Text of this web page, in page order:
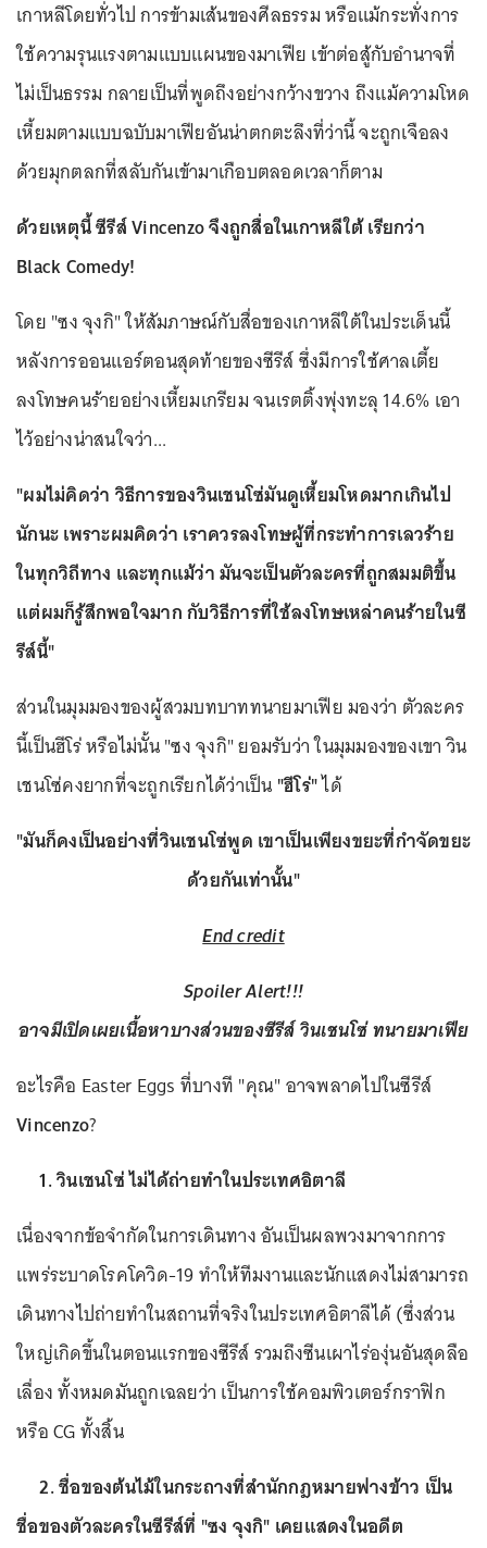
เกาหลีโดยทั่วไป การข้ามเส้นของศีลธรรม หรือแม้กระทั่งการ
ใช้ความรุนแรงตามแบบแผนของมาเฟีย เข้าต่อสู้กับอำนาจที่
ไม่เป็นธรรม กลายเป็นที่พูดถึงอย่างกว้างขวาง ถึงแม้ความโหด
เหี้ยมตามแบบฉบับมาเฟียอันน่าตกตะลึงที่ว่านี้ จะถูกเจือลง
ด้วยมุกตลกที่สลับกันเข้ามาเกือบตลอดเวลาก็ตาม
ด้วยเหตุนี้ ซีรีส์ Vincenzo จึงถูกสื่อในเกาหลีใต้ เรียกว่า
Black Comedy!
โดย "ซง จุงกิ" ให้สัมภาษณ์กับสื่อของเกาหลีใต้ในประเด็นนี้
หลังการออนแอร์ตอนสุดท้ายของซีรีส์ ซึ่งมีการใช้ศาลเตี้ย
ลงโทษคนร้ายอย่างเหี้ยมเกรียม จนเรตติ้งพุ่งทะลุ 14.6% เอา
ไว้อย่างน่าสนใจว่า...
"ผมไม่คิดว่า วิธีการของวินเชนโซ่มันดูเหี้ยมโหดมากเกินไป
นักนะ เพราะผมคิดว่า เราควรลงโทษผู้ที่กระทำการเลวร้าย
ในทุกวิถีทาง และทุกแม้ว่า มันจะเป็นตัวละครที่ถูกสมมติขึ้น
แต่ผมก็รู้สึกพอใจมาก กับวิธีการที่ใช้ลงโทษเหล่าคนร้ายในซี
รีส์นี้"
ส่วนในมุมมองของผู้สวมบทบาททนายมาเฟีย มองว่า ตัวละคร
นี้เป็นฮีโร่ หรือไม่นั้น "ซง จุงกิ" ยอมรับว่า ในมุมมองของเขา วิน
เชนโซ่คงยากที่จะถูกเรียกได้ว่าเป็น "ฮีโร่"ได้
"มันก็คงเป็นอย่างที่วินเชนโซ่พูด เขาเป็นเพียงขยะที่กำจัดขยะ
ด้วยกันเท่านั้น"
End credit
Spoiler Alert!!!
อาจมีเปิดเผยเนื้อหาบางส่วนของซีรีส์ วินเชนโซ่ ทนายมาเฟีย
อะไรคือ Easter Eggs ที่บางที "คุณ" อาจพลาดไปในซีรีส์
Vincenzo?
1. วินเชนโซ่ ไม่ได้ถ่ายทำในประเทศอิตาลี
เนื่องจากข้อจำกัดในการเดินทาง อันเป็นผลพวงมาจากการ
แพร่ระบาดโรคโควิด-19 ทำให้ทีมงานและนักแสดงไม่สามารถ
เดินทางไปถ่ายทำในสถานที่จริงในประเทศอิตาลีได้ (ซึ่งส่วน
ใหญ่เกิดขึ้นในตอนแรกของซีรีส์ รวมถึงซีนเผาไร่องุ่นอันสุดลือ
เลื่อง ทั้งหมดมันถูกเฉลยว่า เป็นการใช้คอมพิวเตอร์กราฟิก
หรือ CG ทั้งสิ้น
2. ชื่อของต้นไม้ในกระถางที่สำนักกฎหมายฟางข้าว เป็น
ชื่อของตัวละครในซีรีส์ที่ "ซง จุงกิ" เคยแสดงในอดีต